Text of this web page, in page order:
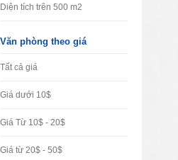
Diện tích trên 500 m2
Văn phòng theo giá
Tất cả giá
Giá dưới 10$
Giá Từ 10$ - 20$
Giá từ 20$ - 50$